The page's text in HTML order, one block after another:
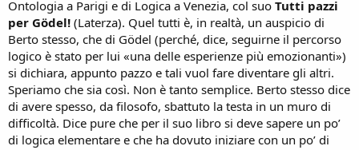
Ontologia a Parigi e di Logica a Venezia, col suo Tutti pazzi
per Gödel! (Laterza). Quel tutti è, in realtà, un auspicio di
Berto stesso, che di Gödel (perché, dice, seguirne il percorso
logico è stato per lui «una delle esperienze più emozionanti»)
si dichiara, appunto pazzo e tali vuol fare diventare gli altri.
Speriamo che sia così. Non è tanto semplice. Berto stesso dice
di avere spesso, da filosofo, sbattuto la testa in un muro di
difficoltà. Dice pure che per il suo libro si deve sapere un po’
di logica elementare e che ha dovuto iniziare con un po’ di